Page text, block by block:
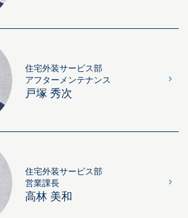
住宅外装サービス部
アフターメンテナンス
戸塚 秀次
住宅外装サービス部
営業課長
高林 美和